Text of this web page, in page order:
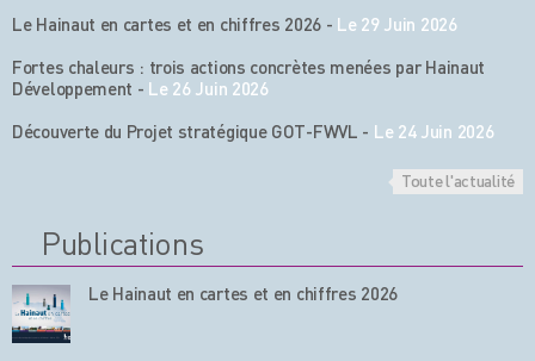
Le Hainaut en cartes et en chiffres 2026 - Le 29 Juin 2026
Fortes chaleurs : trois actions concrètes menées par Hainaut
Développement - Le 26 Juin 2026
Découverte du Projet stratégique GOT-FWVL - Le 24 Juin 2026
Toute l'actualité
Publications
Le Hainaut en cartes et en chiffres 2026